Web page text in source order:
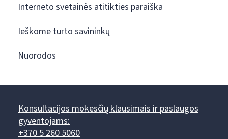
Interneto svetainės atitikties paraiška
Ieškome turto savininkų
Nuorodos
Konsultacijos mokesčių klausimais ir paslaugos
gyventojams:
+370 5 260 5060